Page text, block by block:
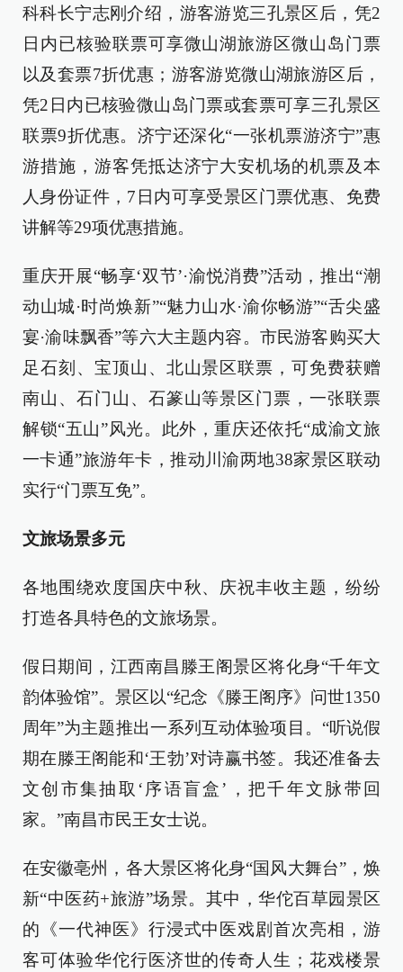
科科长宁志刚介绍，游客游览三孔景区后，凭2
日内已核验联票可享微山湖旅游区微山岛门票
以及套票7折优惠；游客游览微山湖旅游区后，
凭2日内已核验微山岛门票或套票可享三孔景区
联票9折优惠。济宁还深化“一张机票游济宁”惠
游措施，游客凭抵达济宁大安机场的机票及本
人身份证件，7日内可享受景区门票优惠、免费
讲解等29项优惠措施。
重庆开展“畅享‘双节’·渝悦消费”活动，推出“潮
动山城·时尚焕新”“魅力山水·渝你畅游”“舌尖盛
宴·渝味飘香”等六大主题内容。市民游客购买大
足石刻、宝顶山、北山景区联票，可免费获赠
南山、石门山、石篆山等景区门票，一张联票
解锁“五山”风光。此外，重庆还依托“成渝文旅
一卡通”旅游年卡，推动川渝两地38家景区联动
实行“门票互免”。
文旅场景多元
各地围绕欢度国庆中秋、庆祝丰收主题，纷纷
打造各具特色的文旅场景。
假日期间，江西南昌滕王阁景区将化身“千年文
韵体验馆”。景区以“纪念《滕王阁序》问世1350
周年”为主题推出一系列互动体验项目。“听说假
期在滕王阁能和‘王勃’对诗赢书签。我还准备去
文创市集抽取‘序语盲盒’，把千年文脉带回
家。”南昌市民王女士说。
在安徽亳州，各大景区将化身“国风大舞台”，焕
新“中医药+旅游”场景。其中，华佗百草园景区
的《一代神医》行浸式中医戏剧首次亮相，游
客可体验华佗行医济世的传奇人生；花戏楼景